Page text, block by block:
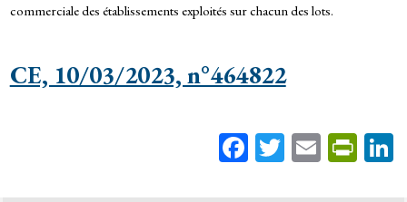
commerciale des établissements exploités sur chacun des lots.
CE, 10/03/2023, n°464822
Fa T E Pr